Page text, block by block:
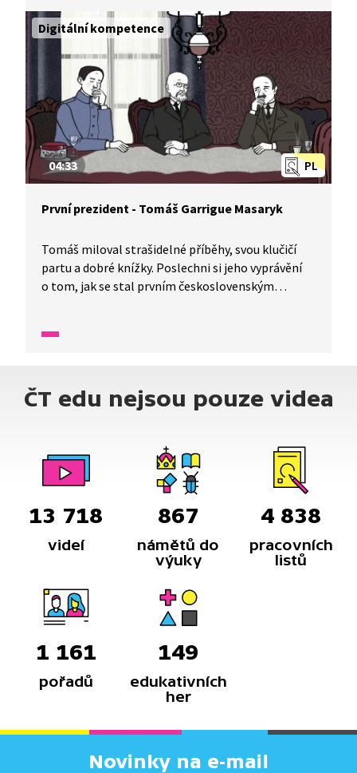
Digitální kompetence
PL
04:33
První prezident - Tomáš Garrigue Masaryk
Tomáš miloval strašidelné příběhy, svou klučičí
partu a dobré knížky. Poslechni si jeho vyprávění
o tom, jak se stal prvním československým
ČT edu nejsou pouze videa
13 718
videí
867
námětů do
výuky
4 838
pracovních
listů
1 161
pořadů
149
edukativních
her
Novinky na e-mail